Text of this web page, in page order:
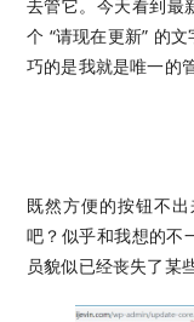
去管它。今天看到最
个 “请现在更新” 的
巧的是我就是唯一的
既然方便的按钮不
吧？似乎和我想的不
员貌似已经丧失了某